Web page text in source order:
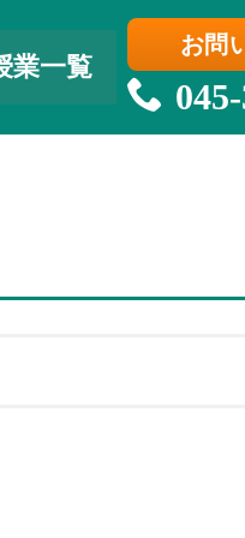
業一覧
お問